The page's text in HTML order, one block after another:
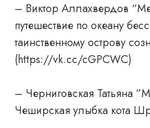
– Виктор Аллахвердов
путешествие по океану
таинственному острову
(https://vk.cc/cGPCWC)
– Черниговская Татьяна
Чеширская улыбка кота